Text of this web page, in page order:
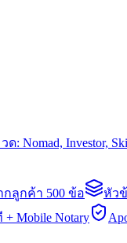
ด: Nomad, Investor,
ลูกค้า 500 ข้อ หัว
Mobile Notary